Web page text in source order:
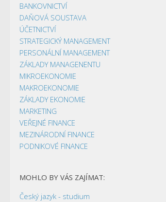
BANKOVNICTVÍ
DAŇOVÁ SOUSTAVA
ÚČETNICTVÍ
STRATEGICKÝ MANAGEMENT
PERSONÁLNÍ MANAGEMENT
ZÁKLADY MANAGENENTU
MIKROEKONOMIE
MAKROEKONOMIE
ZÁKLADY EKONOMIE
MARKETING
VEŘEJNÉ FINANCE
MEZINÁRODNÍ FINANCE
PODNIKOVÉ FINANCE
MOHLO BY VÁS ZAJÍMAT:
Český jazyk - studium